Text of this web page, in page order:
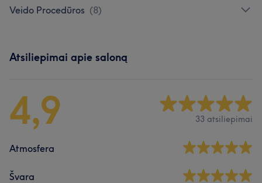
Veido Procedūros (8)
Atsiliepimai apie saloną
4,9 33 atsiliepimai
Atmosfera
Švara